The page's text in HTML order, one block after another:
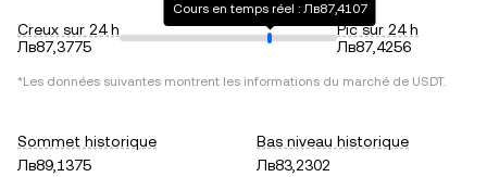
Creux sur 24 h
Лв87,3775
Cours en temps réel : Лв87,4107
Pic sur 24 h
Лв87,4256
*Les données suivantes montrent les informations du marché de USDT.
Sommet historique
Лв89,1375
Bas niveau historique
Лв83,2302